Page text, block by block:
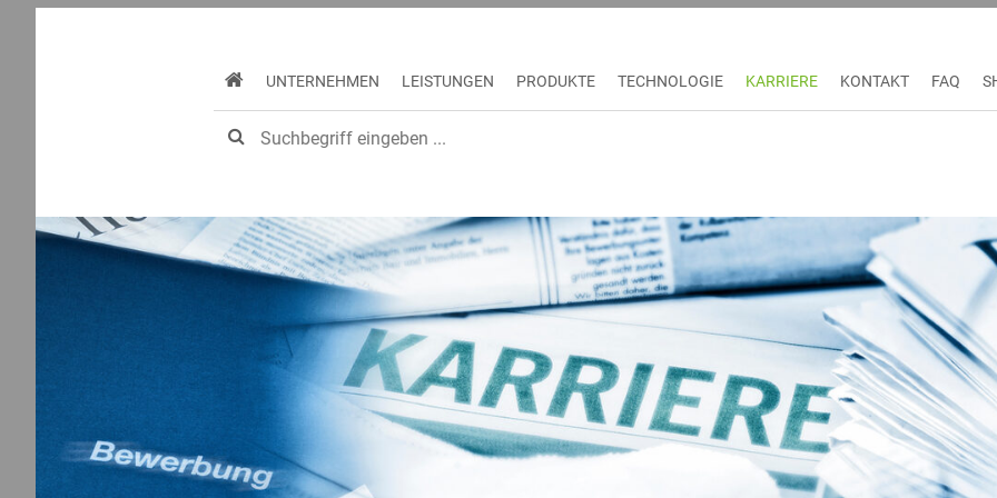
UNTERNEHMEN LEISTUNGEN PRODUKTE TECHNOLOGIE KARRIERE KONTAKT FAQ
Home Karriere Stellenangebote